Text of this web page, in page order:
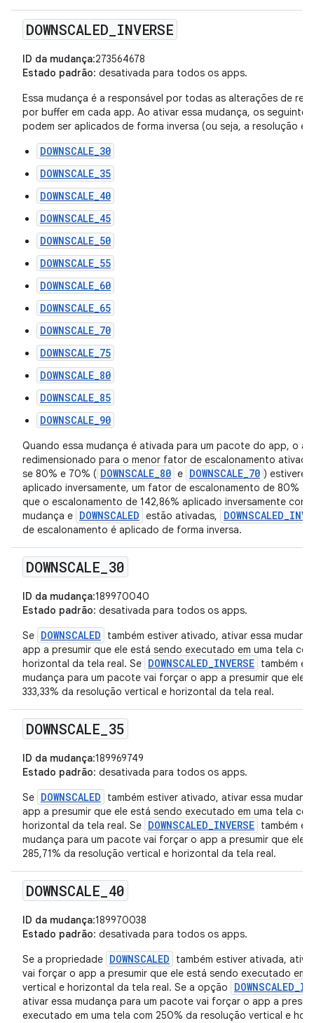
DOWNSCALED INVERSE
ID da mudança:273564678
Estado padrão: desativada para todos os apps.
Essa mudança é a responsável por todas as alterações de
por buffer em cada app. Ao ativar essa mudança, os
podem ser aplicados de forma inversa (ou seja, a resolução é
DOWNSCALE_30
DOWNSCALE_35
DOWNSCALE_40
DOWNSCALE_45
DOWNSCALE_50
DOWNSCALE_55
DOWNSCALE_60
DOWNSCALE_65
DOWNSCALE_70
DOWNSCALE_75
DOWNSCALE_80
DOWNSCALE_85
DOWNSCALE_90
Quando essa mudança é ativada para um pacote do app, o
redimensionado para o menor fator de escalonamento
se 80% e 70% ( DOWNSCALE_80 e DOWNSCALE_70 )
aplicado inversamente, um fator de escalonamento de 80% é
que o escalonamento de 142,86% aplicado inversamente
mudança e DOWNSCALED estão ativadas,
de escalonamento é aplicado de forma inversa.
DOWNSCALE 30
ID da mudança:189970040
Estado padrão: desativada para todos os apps.
Se DOWNSCALED
também estiver ativado, ativar essa
app a presumir que ele está sendo executado em uma tela
horizontal da tela real. Se DOWNSCALED_INVERSE também
mudança para um pacote vai forçar o app a presumir que ele
333,33% da resolução vertical e horizontal da tela real.
DOWNSCALE 35
ID da mudança:189969749
Estado padrão: desativada para todos os apps.
Se DOWNSCALED
também estiver ativado, ativar essa
app a presumir que ele está sendo executado em uma tela
horizontal da tela real. Se DOWNSCALED_INVERSE também
mudança para um pacote vai forçar o app a presumir que ele
285,71% da resolução vertical e horizontal da tela real.
DOWNSCALE 40
ID da mudança:189970038
Estado padrão: desativada para todos os apps.
Se a propriedade DOWNSCALED
também estiver ativada,
vai forçar o app a presumir que ele está sendo executado em
vertical e horizontal da tela real. Se a opção
ativar essa mudança para um pacote vai forçar o app a
executado em uma tela com 250% da resolução vertical e